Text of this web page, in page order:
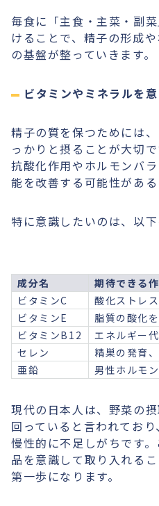
毎食に「主食・主菜・副
けることで、精子の形成
の基盤が整っていきます。
ビタミンやミネラルを
精子の質を保つためには
っかりと摂ることが大切
抗酸化作用やホルモンバ
能を改善する可能性がある
特に意識したいのは、以下
成分名 期待できる
ビタミンC
酸化ストレ
ビタミンE
脂質の酸化
ビタミンB12
エネルギー
セレン
精巣の発育
亜鉛
男性ホルモ
現代の日本人は、野菜の
回っていると言われてお
慢性的に不足しがちです
品を意識して取り入れる
第一歩になります。